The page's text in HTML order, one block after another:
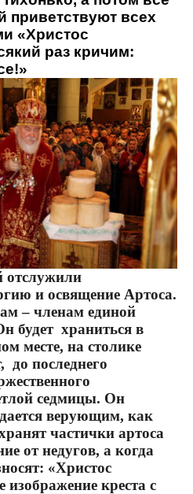
приветствуют всех
«Христос
раз кричим:
отслужили
и освящение Артоса.
– членам единой
будет храниться в
месте, на столике
до последнего
седмицы. Он
верующим, как
частички артоса
от недугов, а когда
«Христос
изображение креста с